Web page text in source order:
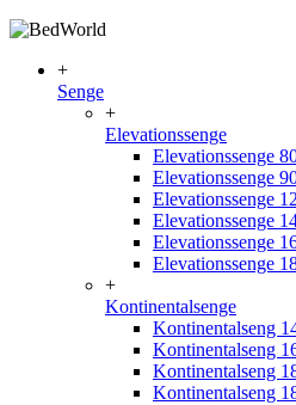
+
Senge
+
Elevationssenge
Elevationssenge
Elevationssenge
Elevationssenge
Elevationssenge
Elevationssenge
Elevationssenge
+
Kontinentalsenge
Kontinentalseng
Kontinentalseng
Kontinentalseng
Kontinentalseng